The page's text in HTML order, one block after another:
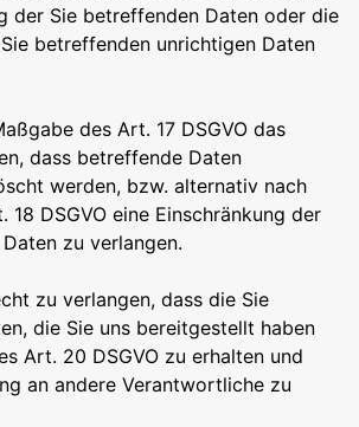
der Sie betreffenden Daten oder die
betreffenden unrichtigen Daten
des Art. 17 DSGVO das
dass betreffende Daten
werden, bzw. alternativ nach
18 DSGVO eine Einschränkung der
zu verlangen.
zu verlangen, dass die Sie
die Sie uns bereitgestellt haben
Art. 20 DSGVO zu erhalten und
an andere Verantwortliche zu